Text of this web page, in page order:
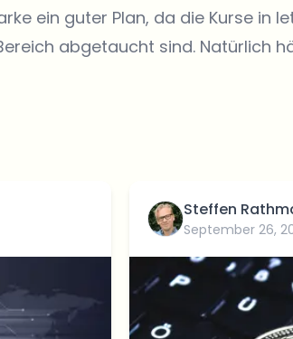
ein guter Plan, da die Kurse in
abgetaucht sind. Natürlich
Steffen
September 26,